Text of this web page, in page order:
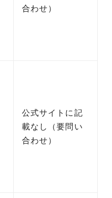
合わせ）
公式サイトに記
載なし（要問い
合わせ）